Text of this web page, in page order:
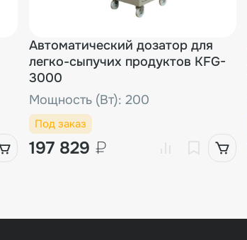
Автоматический дозатор для
легко-сыпучих продуктов KFG-
3000
Мощность (Вт): 200
Под заказ
197 829 ₽